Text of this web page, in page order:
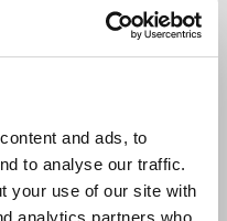
and ads, to
to analyse our traffic.
your use of our site with
analytics partners who
团队从设计阶段就与您同
术的夹具。